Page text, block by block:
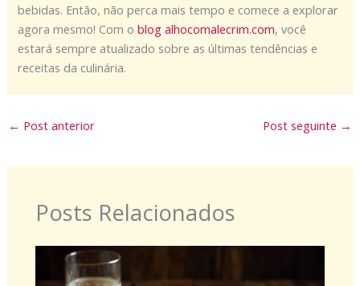
bebidas. Então, não perca mais tempo e comece a explorar
agora mesmo! Com oblog alhocomalecrim.com, você
estará sempre atualizado sobre as últimas tendências e
receitas da culinária.
← Post anterior Post seguinte →
Posts Relacionados